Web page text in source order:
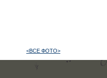
<ВСЕ ФОТО>